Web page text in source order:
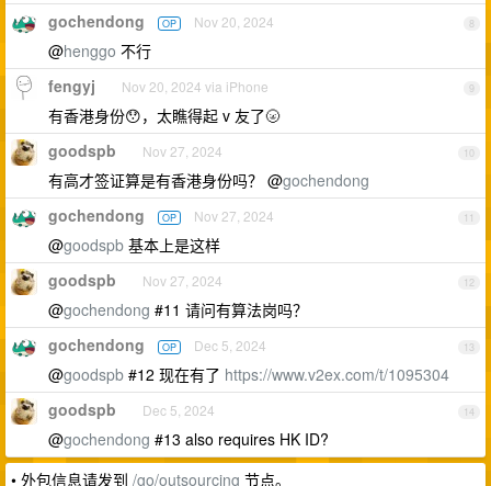
8
gochendong OP Nov 20, 2024
@henggo 不行
9
fengyj Nov 20, 2024 via iPhone
有香港身份😯，太瞧得起 v 友了🌝
10
goodspb Nov 27, 2024
有高才签证算是有香港身份吗？ @gochendong
11
gochendong OP Nov 27, 2024
@goodspb 基本上是这样
12
goodspb Nov 27, 2024
@gochendong #11 请问有算法岗吗？
13
gochendong OP Dec 5, 2024
@goodspb #12 现在有了 https://www.v2ex.com/t/1095304
14
goodspb Dec 5, 2024
@gochendong #13 also requires HK ID?
• 外包信息请发到 /go/outsourcing 节点。